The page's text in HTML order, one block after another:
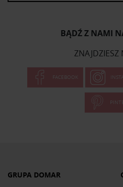
BĄDŹ Z NAMI
ZNAJDZIESZ
FACEBOOK
GRUPA DOMAR